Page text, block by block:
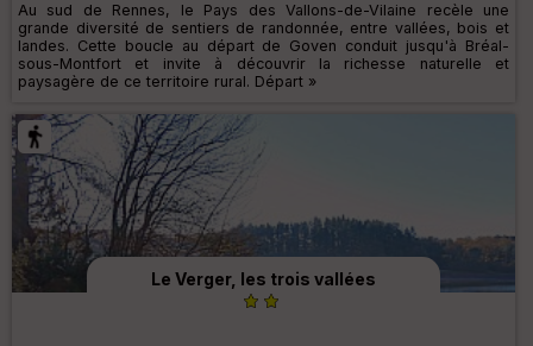
Au sud de Rennes, le Pays des Vallons-de-Vilaine recèle une
grande diversité de sentiers de randonnée, entre vallées, bois et
landes. Cette boucle au départ de Goven conduit jusqu'à Bréal-
sous-Montfort et invite à découvrir la richesse naturelle et
paysagère de ce territoire rural. Départ »
Le Verger, les trois vallées